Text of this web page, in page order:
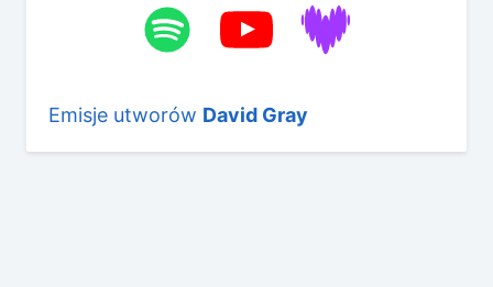
Emisje utworów David Gray